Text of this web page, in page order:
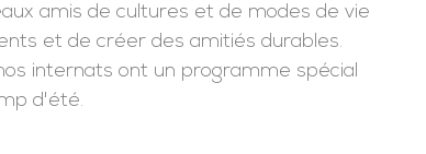
amis de cultures et de modes de vie
et de créer des amitiés durables.
internats ont un programme spécial
d'été.